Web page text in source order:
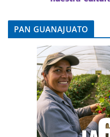
PAN GUANAJUATO